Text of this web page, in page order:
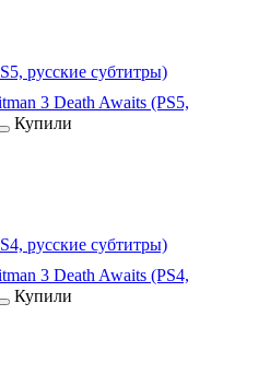
русские субтитры)
3 Death Awaits (PS5,
Купили
русские субтитры)
3 Death Awaits (PS4,
Купили